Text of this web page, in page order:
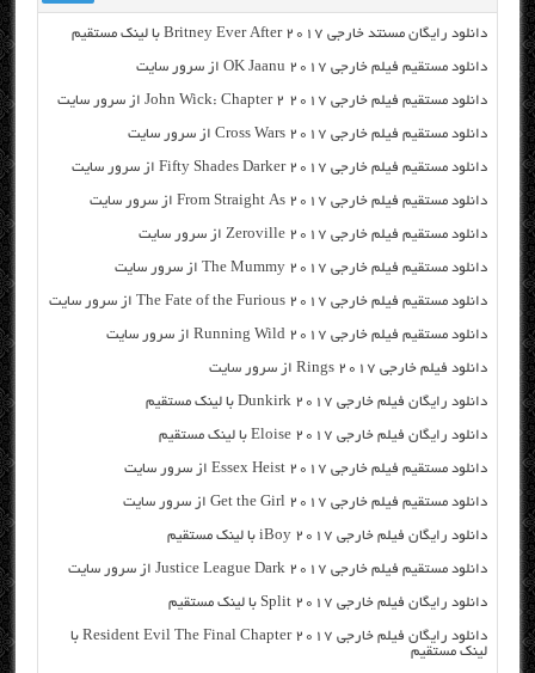
دانلود رایگان مسنتد خارجی Britney Ever After 2017 با لینک مستقیم
دانلود مستقیم فیلم خارجی OK Jaanu 2017 از سرور سایت
دانلود مستقیم فیلم خارجی John Wick: Chapter 2 2017 از سرور سایت
دانلود مستقیم فیلم خارجی Cross Wars 2017 از سرور سایت
دانلود مستقیم فیلم خارجی Fifty Shades Darker 2017 از سرور سایت
دانلود مستقیم فیلم خارجی From Straight As 2017 از سرور سایت
دانلود مستقیم فیلم خارجی Zeroville 2017 از سرور سایت
دانلود مستقیم فیلم خارجی The Mummy 2017 از سرور سایت
دانلود مستقیم فیلم خارجی The Fate of the Furious 2017 از سرور سایت
دانلود مستقیم فیلم خارجی Running Wild 2017 از سرور سایت
دانلود فیلم خارجی Rings 2017 از سرور سایت
دانلود رایگان فیلم خارجی Dunkirk 2017 با لینک مستقیم
دانلود رایگان فیلم خارجی Eloise 2017 با لینک مستقیم
دانلود مستقیم فیلم خارجی Essex Heist 2017 از سرور سایت
دانلود مستقیم فیلم خارجی Get the Girl 2017 از سرور سایت
دانلود رایگان فیلم خارجی iBoy 2017 با لینک مستقیم
دانلود مستقیم فیلم خارجی Justice League Dark 2017 از سرور سایت
دانلود رایگان فیلم خارجی Split 2017 با لینک مستقیم
دانلود رایگان فیلم خارجی Resident Evil The Final Chapter 2017 با
لینک مستقیم